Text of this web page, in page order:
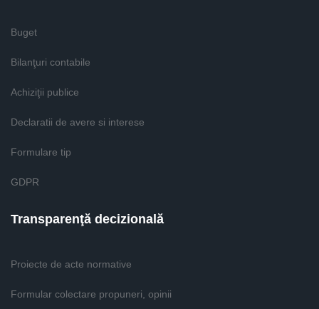
Buget
Bilanţuri contabile
Achiziţii publice
Declaratii de avere si interese
Formulare tip
GDPR
Transparenţă decizională
Proiecte de acte normative
Formular colectare propuneri, opinii